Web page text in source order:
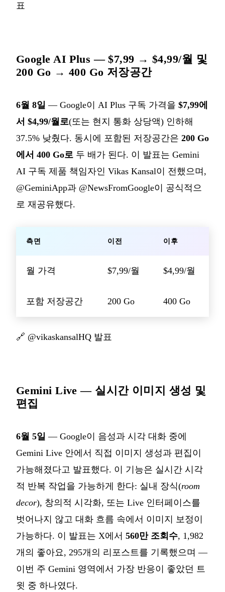
표
Google AI Plus — $7,99 → $4,99/월 및
200 Go → 400 Go 저장공간
6월 8일 — Google이 AI Plus 구독 가격을 $7,99에
서 $4,99/월로(또는 현지 통화 상당액) 인하해
37.5% 낮췄다. 동시에 포함된 저장공간은 200 Go
에서 400 Go로 두 배가 된다. 이 발표는 Gemini
AI 구독 제품 책임자인 Vikas Kansal이 전했으며,
@GeminiApp과 @NewsFromGoogle이 공식적으
로 재공유했다.
측면 이전 이후
월 가격 $7,99/월 $4,99/월
포함 저장공간 200 Go 400 Go
🔗 @vikaskansalHQ 발표
Gemini Live — 실시간 이미지 생성 및
편집
6월 5일 — Google이 음성과 시각 대화 중에
Gemini Live 안에서 직접 이미지 생성과 편집이
가능해졌다고 발표했다. 이 기능은 실시간 시각
적 반복 작업을 가능하게 한다: 실내 장식(room
decor), 창의적 시각화, 또는 Live 인터페이스를
벗어나지 않고 대화 흐름 속에서 이미지 보정이
가능하다. 이 발표는 X에서 560만 조회수, 1,982
개의 좋아요, 295개의 리포스트를 기록했으며 —
이번 주 Gemini 영역에서 가장 반응이 좋았던 트
윗 중 하나였다.